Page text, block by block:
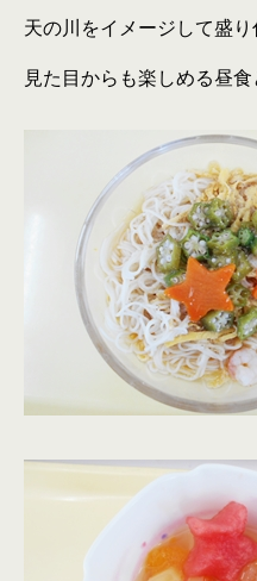
天の川をイメージして盛り
見た目からも楽しめる昼食